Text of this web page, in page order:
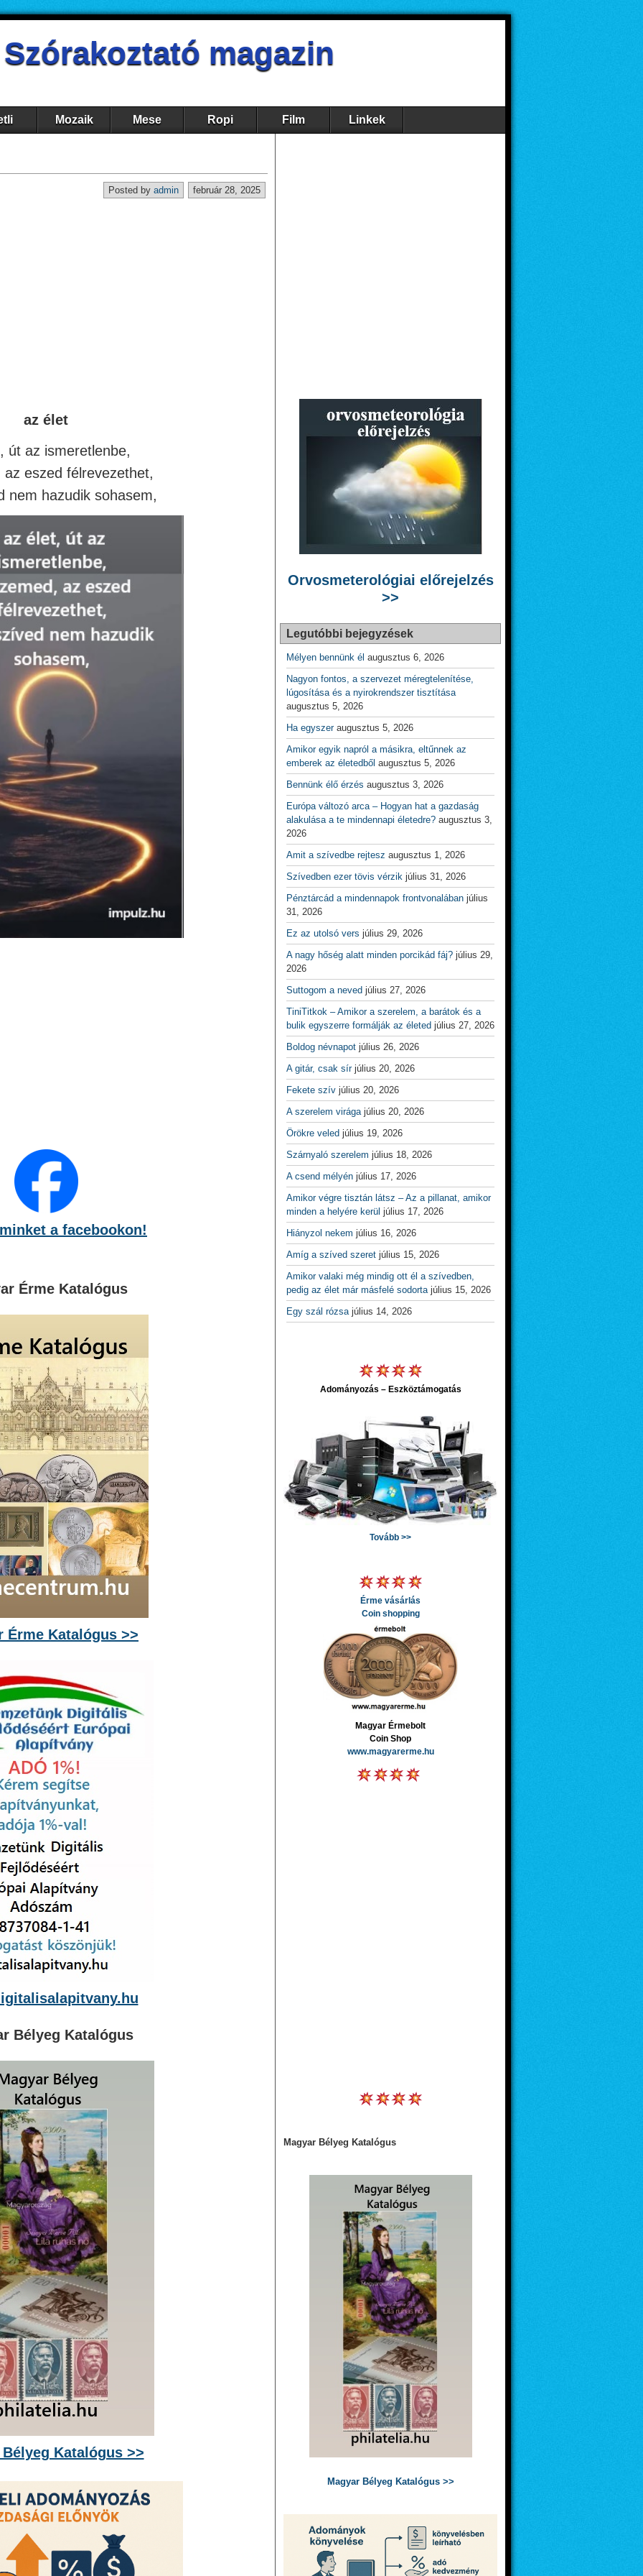
magazin
Mozaik Mese Ropi Film Linkek
február 28, 2025
Posted by admin
az élet
út az ismeretlenbe,
az eszed félrevezethet,
nem hazudik sohasem,
a facebookon!
Érme Katalógus
Érme Katalógus >>
Bélyeg Katalógus
Katalógus >>
Orvosmeterológiai előrejelzés
>>
Legutóbbi bejegyzések
Mélyen bennünk él augusztus 6, 2026
Nagyon fontos, a szervezet méregtelenítése,
lúgosítása és a nyirokrendszer tisztítása
augusztus 5, 2026
Ha egyszer augusztus 5, 2026
Amikor egyik napról a másikra, eltűnnek az
emberek az életedből augusztus 5, 2026
Bennünk élő érzés augusztus 3, 2026
Európa változó arca – Hogyan hat a gazdaság
alakulása a te mindennapi életedre? augusztus 3,
2026
Amit a szívedbe rejtesz augusztus 1, 2026
Szívedben ezer tövis vérzik július 31, 2026
Pénztárcád a mindennapok frontvonalában július
31, 2026
Ez az utolsó vers július 29, 2026
A nagy hőség alatt minden porcikád fáj? július 29,
2026
Suttogom a neved július 27, 2026
TiniTitkok – Amikor a szerelem, a barátok és a
bulik egyszerre formálják az életed július 27, 2026
Boldog névnapot július 26, 2026
A gitár, csak sír július 20, 2026
Fekete szív július 20, 2026
A szerelem virága július 20, 2026
Örökre veled július 19, 2026
Szárnyaló szerelem július 18, 2026
A csend mélyén július 17, 2026
Amikor végre tisztán látsz – Az a pillanat, amikor
minden a helyére kerül július 17, 2026
Hiányzol nekem július 16, 2026
Amíg a szíved szeret július 15, 2026
Amikor valaki még mindig ott él a szívedben,
pedig az élet már másfelé sodorta július 15, 2026
Egy szál rózsa július 14, 2026
Adományozás – Eszköztámogatás
Tovább >>
Érme vásárlás
Coin shopping
Magyar Érmebolt
Coin Shop
www.magyarerme.hu
Magyar Bélyeg Katalógus
Magyar Bélyeg Katalógus >>